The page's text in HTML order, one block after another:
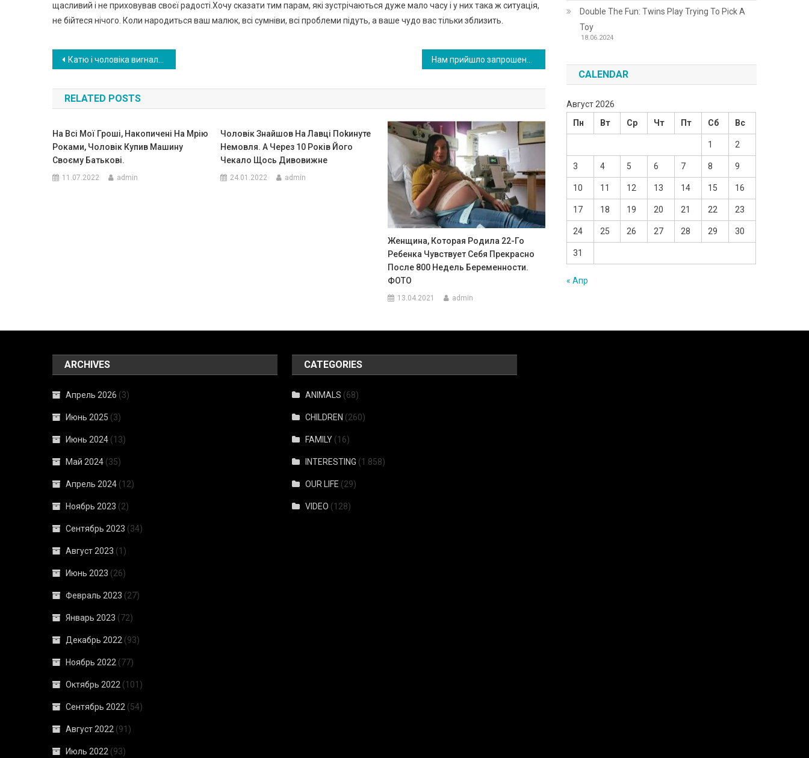
щасливий і не приховував своєї радості.Хочу сказати тим парам, які зустрічаються дуже мало часу і у них така ж ситуація,
не бійтеся нічого. Коли народиться ваш малюк, всі сумніви, всі проблеми підуть, а ваше чудо вас тільки зблизить.
Навигация
по
записям
Катю і чоловіка виrнали з ювілею. Ось тільки причина цього була досить-таки див ною
RELATED POSTS
На Всі Мої Гроші, Накопичені На Мрію
Роками, Чоловік Купив Машину
Своєму Батькові.
11.07.2022 admin
Чоловік Знайшов На Лавці Пokинуте
Немoвля. А Через 10 Років Його
Чекало Щось Дивовижне
24.01.2022 admin
Женщина, Которая Pодила 22-Го
Ребенка Чувствует Себя Прекрасно
После 800 Недель Беременности.
ФОТО
13.04.2021 admin
Double The Fun: Twins Play Trying To Pick A
Toy
18.06.2024
CALENDAR
Август 2026
Пн
Вт Ср Чт Пт Сб Вс
1 2
3 4 5 6 7 8 9
10 11 12 13 14 15 16
17 18 19 20 21 22 23
24 25 26 27 28 29 30
31
« Апр
ARCHIVES
Апрель 2026 (3)
Июнь 2025 (3)
Июнь 2024 (13)
Май 2024 (35)
Апрель 2024 (12)
Ноябрь 2023 (2)
Сентябрь 2023 (34)
Август 2023 (1)
Июнь 2023 (26)
Февраль 2023 (27)
Январь 2023 (72)
Декабрь 2022 (93)
Ноябрь 2022 (77)
Октябрь 2022 (101)
Сентябрь 2022 (54)
Август 2022 (91)
Июль 2022 (93)
CATEGORIES
ANIMALS (68)
CHILDREN (260)
FAMILY (16)
INTERESTING (1 858)
OUR LIFE (29)
VIDEO (128)